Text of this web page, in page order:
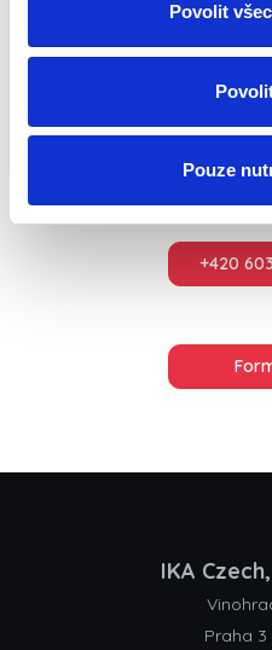
Povolit
Pouze
Máte zájem o
+420
IKA
Praha 3